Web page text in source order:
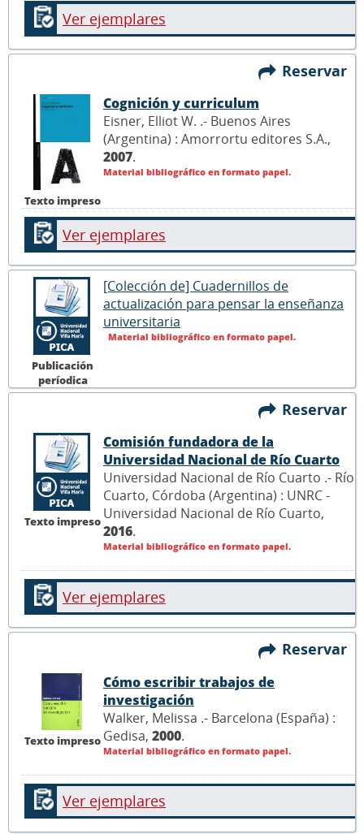
Ver ejemplares
Reservar
Texto impreso
Cognición y curriculum
Eisner, Elliot W. .- Buenos Aires
(Argentina) : Amorrortu editores S.A.,
2007.
Material bibliográfico en formato papel.
Ver ejemplares
Publicación
períodica
[Colección de] Cuadernillos de
actualización para pensar la enseñanza
universitaria
Material bibliográfico en formato papel.
Reservar
Texto impreso
Comisión fundadora de la
Universidad Nacional de Río Cuarto
Universidad Nacional de Río Cuarto .- Río
Cuarto, Córdoba (Argentina) : UNRC -
Universidad Nacional de Río Cuarto,
2016.
Material bibliográfico en formato papel.
Ver ejemplares
Reservar
Texto impreso
Cómo escribir trabajos de
investigación
Walker, Melissa .- Barcelona (España) :
Gedisa, 2000.
Material bibliográfico en formato papel.
Ver ejemplares